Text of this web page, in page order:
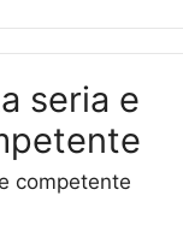
seria e
competente